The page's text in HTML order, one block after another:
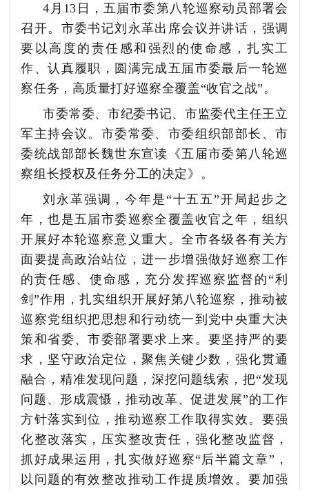
4月13日， 五届市委第八轮巡察动员部署会
召开。市委书记刘永革出席会议并讲话，强调
要 以高度的责任感和强烈的使命感，扎实工
作、认真履职，圆满完成五届市委最后一轮巡
察任务，高质量打好巡察全覆盖“收官之战” 。
市委常委、市纪委书记、市监委代主任王立
军主持会议。市委常委、市委组织部部长、市
委统战部部长魏世东宣读《五届市委第八轮巡
察组长授权及任务分工的决定》。
刘永革强调，今年是“十五五”开局起步之
年，也是五届市委巡察全覆盖收官之年，组织
开展好本轮巡察意义重大。全市各级各有关方
面要提高政治站位，进一步增强做好巡察工作
的责任感、使命感 ，充分发挥巡察监督的“利
剑”作用，扎实组织开展好第八轮巡察，推动被
巡察党组织把思想和行动统一到党中央重大决
策和省委、市委部署要求上来。 要坚持严的要
求， 坚守政治定位，聚焦关键少数，强化贯通
融合，精准发现问题，深挖问题线索，把“发现
问题、形成震慑，推动改革、促进发展”的工作
方针落实到位，推动巡察工作取得实效。 要强
化整改落实， 压实整改责任， 强化整改监督，
抓好成果运用，扎实做好巡察“后半篇文章”，
以问题的有效整改推动工作提质增效。要加强